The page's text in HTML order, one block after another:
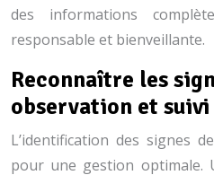
des informations
responsable et bienveillante.
Reconnaître les
observation et suivi
L’identification des signes
pour une gestion optimale.